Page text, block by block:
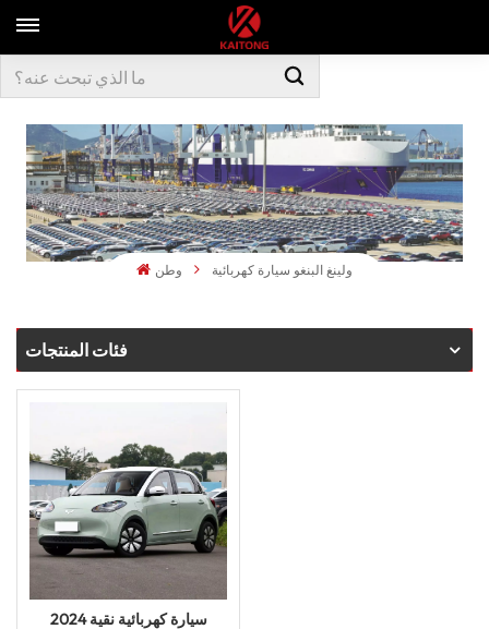
وطن ولينغ البنغو سيارة كهربائية
فئات المنتجات
2024 سيارة كهربائية نقية